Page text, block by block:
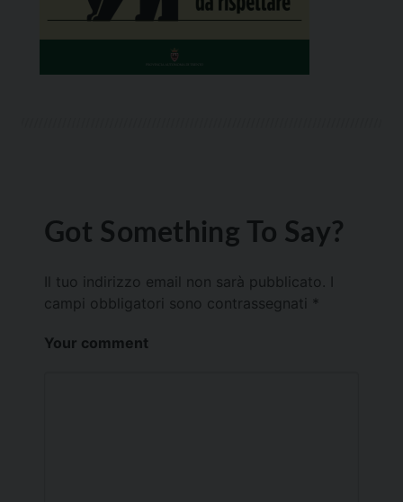
Got Something To Say?
Il tuo indirizzo email non sarà pubblicato.
campi obbligatori sono contrassegnati *
Your comment